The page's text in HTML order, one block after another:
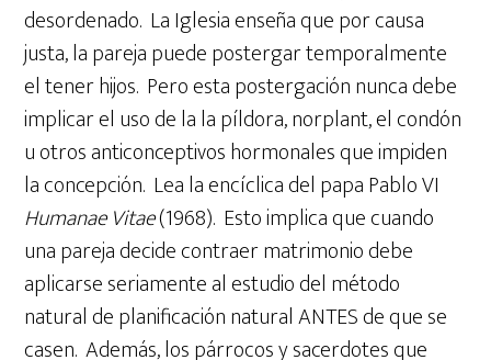
desordenado. La Iglesia enseña que por causa
justa, la pareja puede postergar temporalmente
el tener hijos. Pero esta postergación nunca debe
implicar el uso de la la píldora, norplant, el condón
u otros anticonceptivos hormonales que impiden
la concepción. Lea la encíclica del papa Pablo VI
Humanae Vitae(1968). Esto implica que cuando
una pareja decide contraer matrimonio debe
aplicarse seriamente al estudio del método
natural de planificación natural ANTES de que se
casen. Además, los párrocos y sacerdotes que